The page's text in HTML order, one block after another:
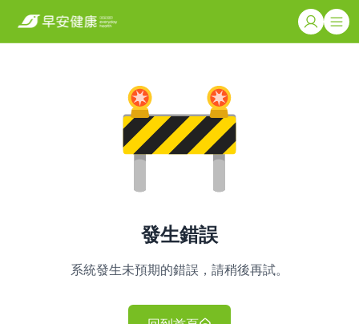
發生錯誤
系統發生未預期的錯誤，請稍後再試。